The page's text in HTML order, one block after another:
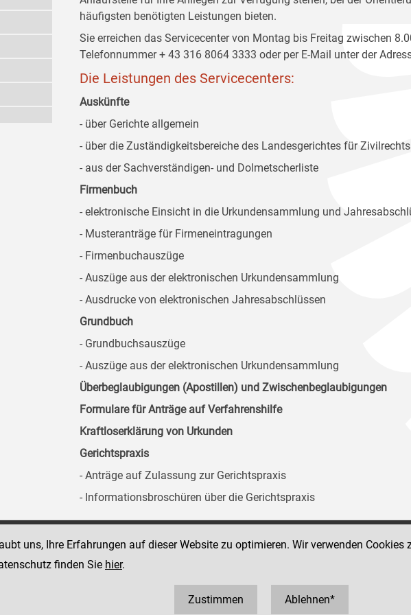
häufigsten benötigten Leistungen bieten.
Sie erreichen das Servicecenter von Montag bis Freitag zwischen
Telefonnummer + 43 316 8064 3333 oder per E-Mail unter der
Die Leistungen des Servicecenters:
Auskünfte
- über Gerichte allgemein
- über die Zuständigkeitsbereiche des Landesgerichtes für
- aus der Sachverständigen- und Dolmetscherliste
Firmenbuch
- elektronische Einsicht in die Urkundensammlung und
- Musteranträge für Firmeneintragungen
- Firmenbuchauszüge
- Auszüge aus der elektronischen Urkundensammlung
- Ausdrucke von elektronischen Jahresabschlüssen
Grundbuch
- Grundbuchsauszüge
- Auszüge aus der elektronischen Urkundensammlung
Überbeglaubigungen (Apostillen) und Zwischenbeglaubigungen
Formulare für Anträge auf Verfahrenshilfe
Kraftloserklärung von Urkunden
Gerichtspraxis
- Anträge auf Zulassung zur Gerichtspraxis
- Informationsbroschüren über die Gerichtspraxis
8010 Graz
Marburger Kai 49
Telefon: +43 316 8064-0 / FAX: 43
Social Media Kanäle
uns, Ihre Erfahrungen auf dieser Website zu optimieren. Wir verwenden
finden Sie hier.
Zustimmen Ablehnen*